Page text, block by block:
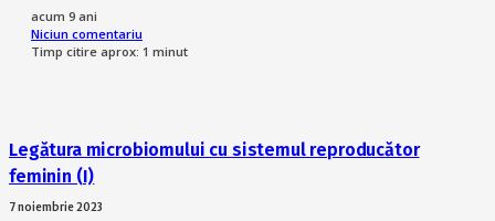
acum 9 ani
Niciun comentariu
Timp citire aprox: 1 minut
Legătura microbiomului cu sistemul reproducător
feminin (I)
7 noiembrie 2023